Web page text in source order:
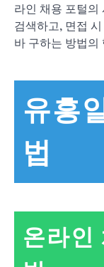
라인 채용 포털의
검색하고, 면접
바 구하는 방법의
유흥
법
온라인